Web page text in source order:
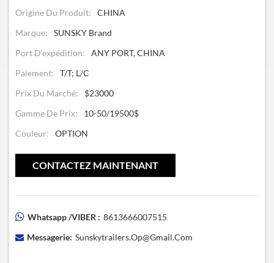
Origine Du Produit:
CHINA
Marque:
SUNSKY Brand
Port D’expédition:
ANY PORT, CHINA
Paiement:
T/T; L/C
Prix Du Marché:
$23000
Gamme De Prix:
10-50/19500$
Couleur:
OPTION
CONTACTEZ MAINTENANT
Whatsapp /VIBER : 8613666007515
Messagerie: Sunskytrailers.op@gmail.com